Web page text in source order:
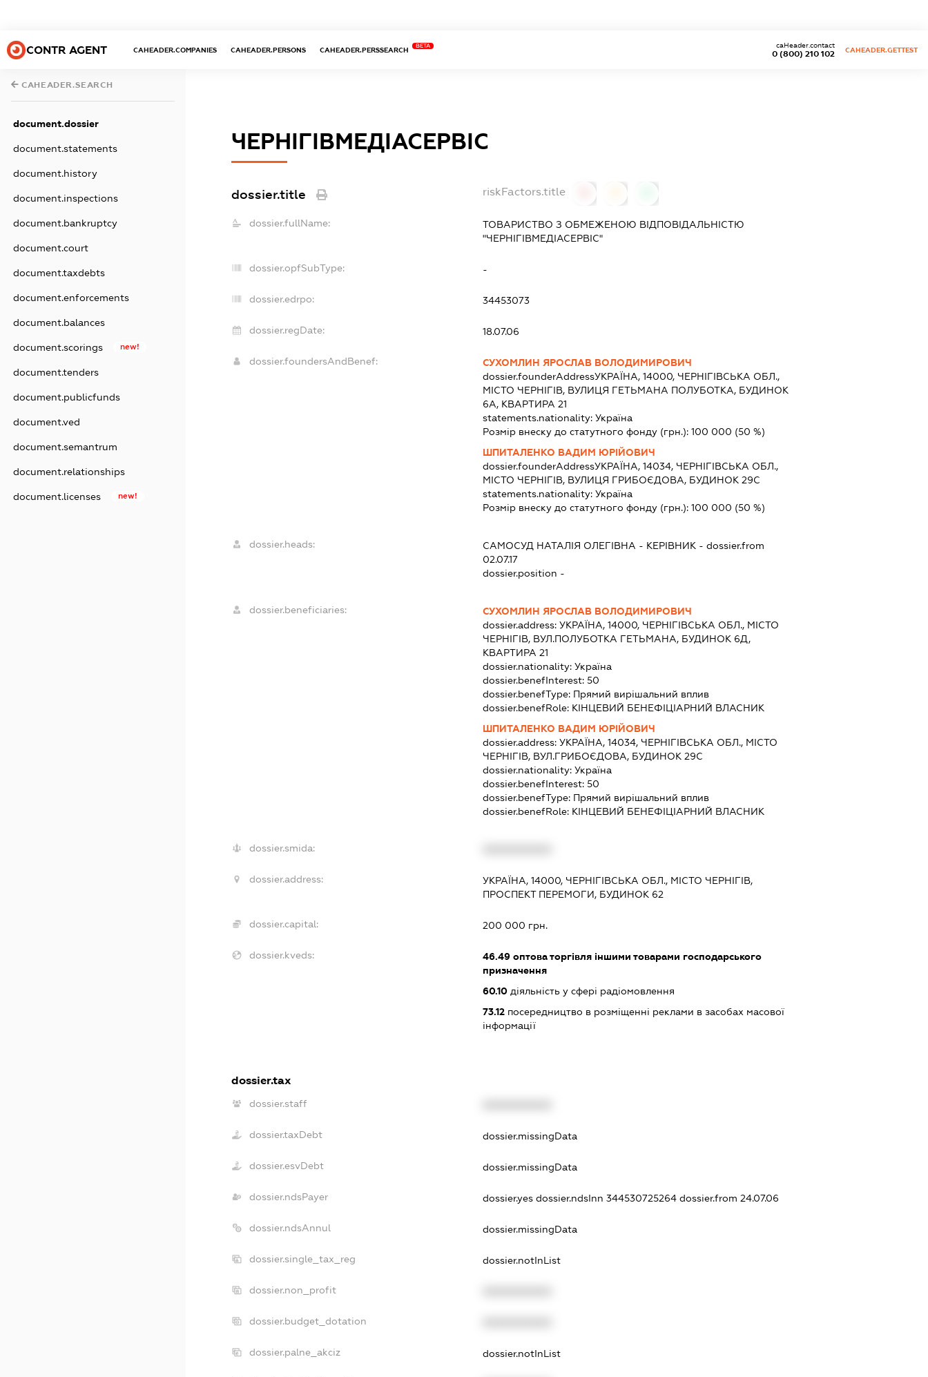
CONTR AGENT CAHEADER.COMPANIES CAHEADER.PERSONS CAHEADER.PERSSEARCH
BETA
0 (800) 210 102
caHeader.contact
CAHEADER.GETTEST
CAHEADER.SEARCH
document.dossier
document.statements
document.history
document.inspections
document.bankruptcy
document.court
document.taxdebts
document.enforcements
document.balances
document.scorings new!
document.tenders
document.publicfunds
document.ved
document.semantrum
document.relationships
document.licenses new!
ЧЕРНІГІВМЕДІАСЕРВІС
dossier.title riskFactors.title
dossier.fullName:
ТОВАРИСТВО З ОБМЕЖЕНОЮ ВІДПОВІДАЛЬНІСТЮ
"ЧЕРНІГІВМЕДІАСЕРВІС"
dossier.opfSubType: -
dossier.edrpo: 34453073
dossier.regDate: 18.07.06
dossier.foundersAndBenef:
СУХОМЛИН ЯРОСЛАВ ВОЛОДИМИРОВИЧ
dossier.founderAddressУКРАЇНА, 14000, ЧЕРНІГІВСЬКА ОБЛ.,
МІСТО ЧЕРНІГІВ, ВУЛИЦЯ ГЕТЬМАНА ПОЛУБОТКА, БУДИНОК
6А, КВАРТИРА 21
statements.nationality: Україна
Розмір внеску до статутного фонду (грн.): 100 000 (50 %)
ШПИТАЛЕНКО ВАДИМ ЮРІЙОВИЧ
dossier.founderAddressУКРАЇНА, 14034, ЧЕРНІГІВСЬКА ОБЛ.,
МІСТО ЧЕРНІГІВ, ВУЛИЦЯ ГРИБОЄДОВА, БУДИНОК 29С
statements.nationality: Україна
Розмір внеску до статутного фонду (грн.): 100 000 (50 %)
dossier.heads: САМОСУД НАТАЛІЯ ОЛЕГІВНА - КЕРІВНИК - dossier.from
02.07.17
dossier.position -
dossier.beneficiaries:
СУХОМЛИН ЯРОСЛАВ ВОЛОДИМИРОВИЧ
dossier.address: УКРАЇНА, 14000, ЧЕРНІГІВСЬКА ОБЛ., МІСТО
ЧЕРНІГІВ, ВУЛ.ПОЛУБОТКА ГЕТЬМАНА, БУДИНОК 6Д,
КВАРТИРА 21
dossier.nationality: Україна
dossier.benefInterest: 50
dossier.benefType: Прямий вирішальний вплив
dossier.benefRole: КІНЦЕВИЙ БЕНЕФІЦІАРНИЙ ВЛАСНИК
ШПИТАЛЕНКО ВАДИМ ЮРІЙОВИЧ
dossier.address: УКРАЇНА, 14034, ЧЕРНІГІВСЬКА ОБЛ., МІСТО
ЧЕРНІГІВ, ВУЛ.ГРИБОЄДОВА, БУДИНОК 29С
dossier.nationality: Україна
dossier.benefInterest: 50
dossier.benefType: Прямий вирішальний вплив
dossier.benefRole: КІНЦЕВИЙ БЕНЕФІЦІАРНИЙ ВЛАСНИК
dossier.smida:
dossier.address:
УКРАЇНА, 14000, ЧЕРНІГІВСЬКА ОБЛ., МІСТО ЧЕРНІГІВ,
ПРОСПЕКТ ПЕРЕМОГИ, БУДИНОК 62
dossier.capital: 200 000 грн.
dossier.kveds: 46.49оптова торгівля іншими товарами господарського
призначення
60.10діяльність у сфері радіомовлення
73.12посередництво в розміщенні реклами в засобах масової
інформації
dossier.tax
dossier.staff
dossier.taxDebt dossier.missingData
dossier.esvDebt dossier.missingData
dossier.ndsPayer dossier.yes dossier.ndsInn 344530725264 dossier.from 24.07.06
dossier.ndsAnnul dossier.missingData
dossier.single_tax_reg dossier.notInList
dossier.non_profit
dossier.budget_dotation
dossier.palne_akciz dossier.notInList